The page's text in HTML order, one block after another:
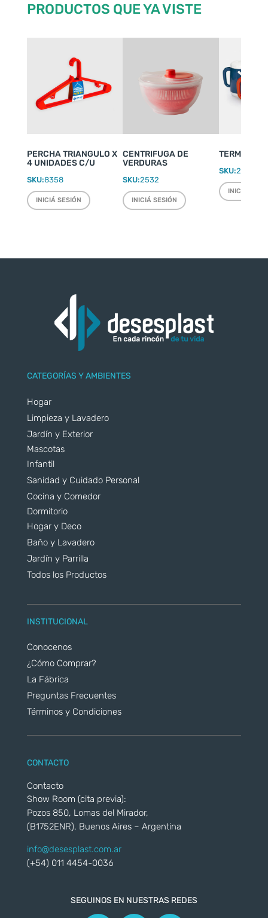
PRODUCTOS QUE YA VISTE
PERCHA TRIANGULO X
4 UNIDADES C/U
SKU:8358
INICIÁ SESIÓN
CENTRIFUGA DE
VERDURAS
SKU:2532
INICIÁ SESIÓN
TERMO
SKU:2220
INICIÁ
CATEGORÍAS Y AMBIENTES
Hogar
Limpieza y Lavadero
Jardín y Exterior
Mascotas
Infantil
Sanidad y Cuidado Personal
Cocina y Comedor
Dormitorio
Hogar y Deco
Baño y Lavadero
Jardín y Parrilla
Todos los Productos
INSTITUCIONAL
Conocenos
¿Cómo Comprar?
La Fábrica
Preguntas Frecuentes
Términos y Condiciones
CONTACTO
Contacto
Show Room (cita previa):
Pozos 850, Lomas del Mirador,
(B1752ENR), Buenos Aires – Argentina
info@desesplast.com.ar
(+54) 011 4454-0036
SEGUINOS EN NUESTRAS REDES